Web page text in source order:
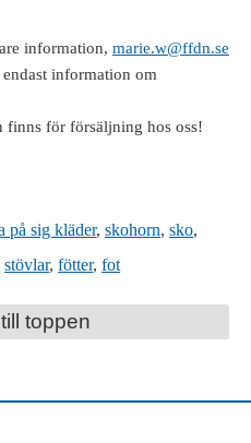
information, marie.w@ffdn.se
information om
finns för försäljning hos oss!
på sig kläder, skohorn, sko,
stövlar, fötter, fot
toppen